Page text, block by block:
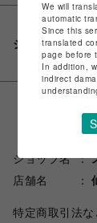
シェアする
ショップ名
店舗名
特定商取引法
We will
automatic
Since this
translated
page before
In addition,
indirect